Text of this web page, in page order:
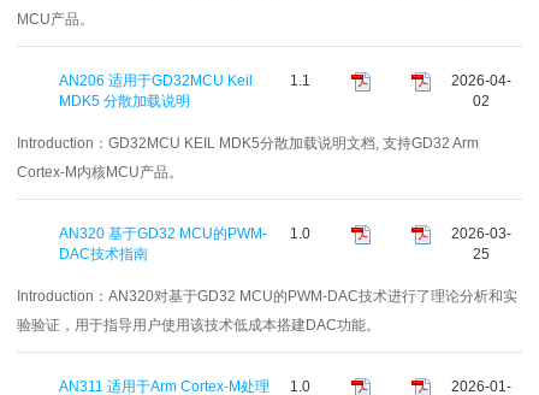
MCU产品。
AN206 适用于GD32MCU Keil
MDK5 分散加载说明
1.1
2026-04-
02
Introduction： GD32MCU KEIL MDK5分散加载说明文档, 支持GD32 Arm
Cortex-M内核MCU产品。
AN320 基于GD32 MCU的PWM-
DAC技术指南
1.0
2026-03-
25
Introduction： AN320对基于GD32 MCU的PWM-DAC技术进行了理论分析和实
验验证，用于指导用户使用该技术低成本搭建DAC功能。
AN311 适用于Arm Cortex-M处理 1.0 2026-01-